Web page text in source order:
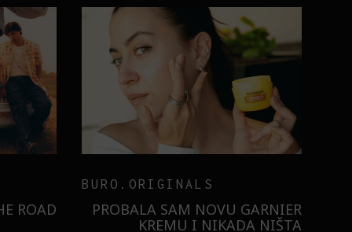
BURO.ORIGINALS
KAKO NAM ŠMINKA POMAŽE